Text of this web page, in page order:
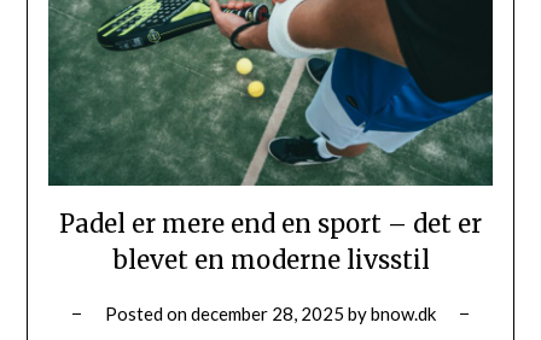
Padel er mere end en sport – det er
blevet en moderne livsstil
Posted ondecember 28, 2025 bybnow.dk